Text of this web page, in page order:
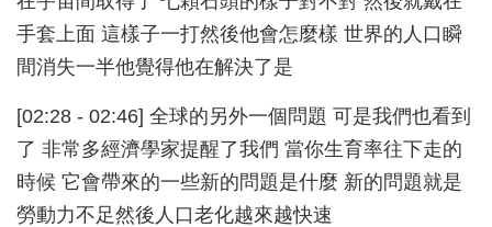
手套上面 這樣子一打然後他會怎麼樣 世界的人口瞬
間消失一半他覺得他在解決了是
[02:28 - 02:46] 全球的另外一個問題 可是我們也看到
了 非常多經濟學家提醒了我們 當你生育率往下走的
時候 它會帶來的一些新的問題是什麼 新的問題就是
勞動力不足然後人口老化越來越快速